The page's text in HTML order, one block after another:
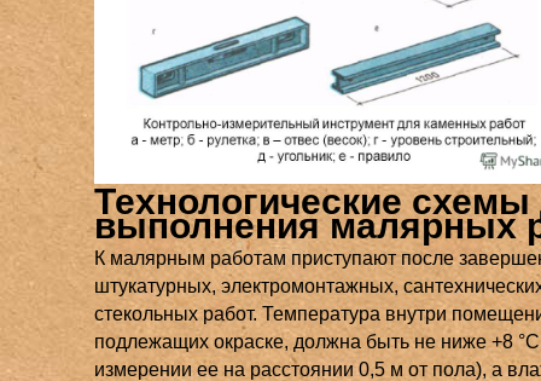
Технологические
выполнения малярных
К малярным работам приступают после
штукатурных, электромонтажных,
стекольных работ. Температура внутри
подлежащих окраске, должна быть не ниже +8
измерении ее на расстоянии 0,5 м от пола), а